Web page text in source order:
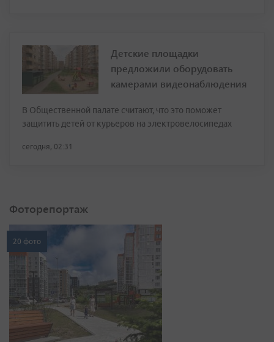
Детские площадки
предложили оборудовать
камерами видеонаблюдения
В Общественной палате считают, что это поможет
защитить детей от курьеров на электровелосипедах
сегодня, 02:31
Фоторепортаж
20 фото